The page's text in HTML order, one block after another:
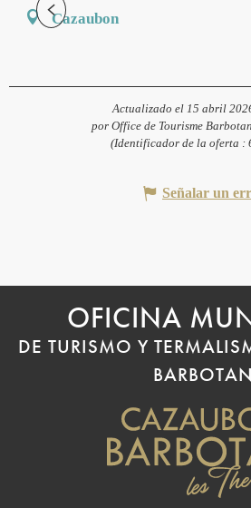
Cazaubon
Actualizado el 15 abril
por Office de Tourisme
(Identificador de la oferta :
Señalar un
OFICINA
DE TURISMO Y
BARBOTAN